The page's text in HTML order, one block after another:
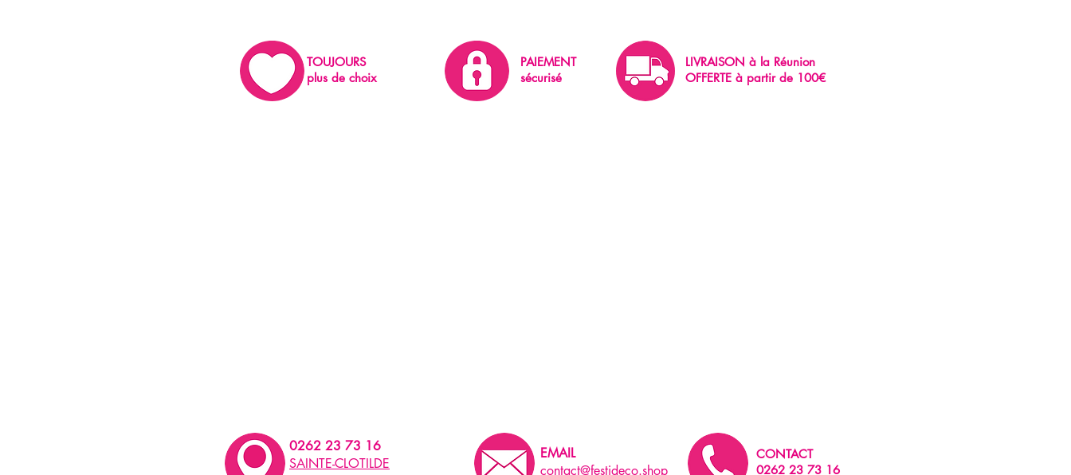
TOUJOURS
plus de choix
PAIEMENT
sécurisé
LIVRAISON à la Réunion
OFFERTE à partir de 100€
0262 23 73 16
SAINTE-CLOTILDE
EMAIL
contact@festideco.shop
CONTACT
0262 23 73 16